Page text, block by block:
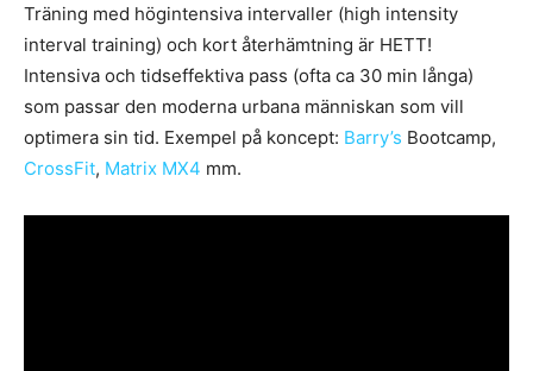
Träning med högintensiva intervaller (high intensity
interval training) och kort återhämtning är HETT!
Intensiva och tidseffektiva pass (ofta ca 30 min långa)
som passar den moderna urbana människan som vill
optimera sin tid. Exempel på koncept: Barry’s Bootcamp,
CrossFit, Matrix MX4 mm.